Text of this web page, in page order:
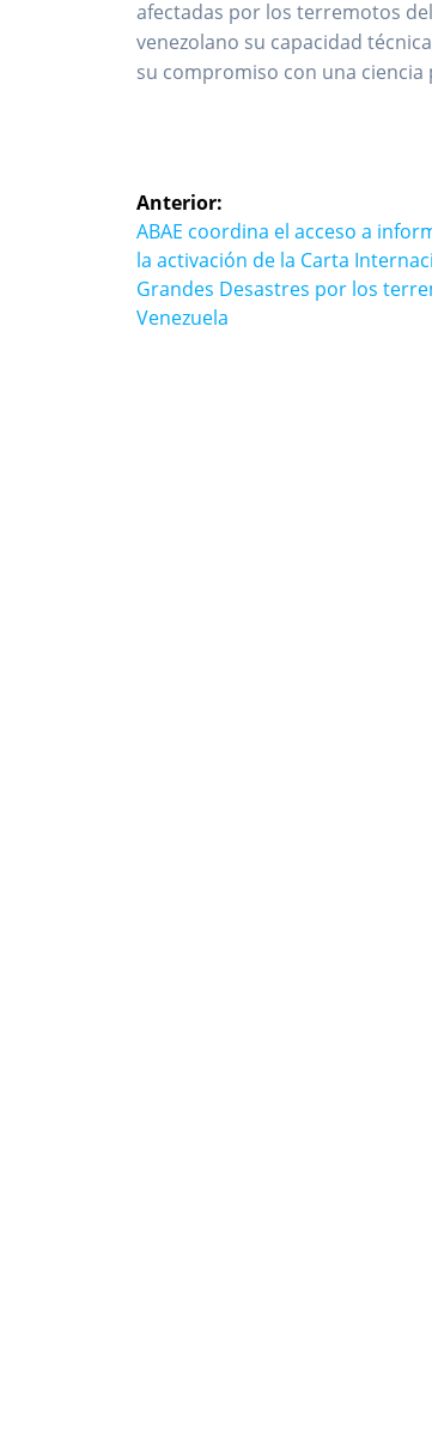
afectadas por los terremotos
venezolano su capacidad
su compromiso con una ciencia
Navegación
de
entradas
Anterior:
Entrada
anterior:
ABAE coordina el acceso a
la activación de la Carta
Grandes Desastres por los
Venezuela